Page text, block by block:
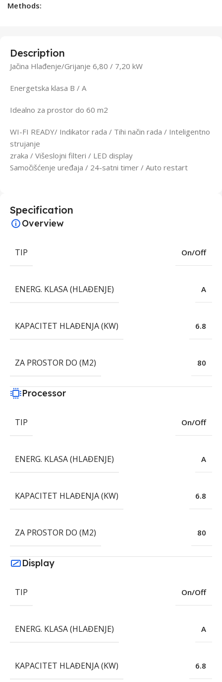
Methods:
Description
Jačina Hlađenje/Grijanje 6,80 / 7,20 kW
Energetska klasa B / A
Idealno za prostor do 60 m2
WI-FI READY/ Indikator rada / Tihi način rada / Inteligentno
strujanje
zraka / Višeslojni filteri / LED display
Samočišćenje uređaja / 24-satni timer / Auto restart
Specification
Overview
TIP On/Off
ENERG. KLASA (HLAĐENJE) A
KAPACITET HLAĐENJA (KW) 6.8
ZA PROSTOR DO (M2) 80
Processor
TIP On/Off
ENERG. KLASA (HLAĐENJE) A
KAPACITET HLAĐENJA (KW) 6.8
ZA PROSTOR DO (M2) 80
Display
TIP On/Off
ENERG. KLASA (HLAĐENJE) A
KAPACITET HLAĐENJA (KW) 6.8